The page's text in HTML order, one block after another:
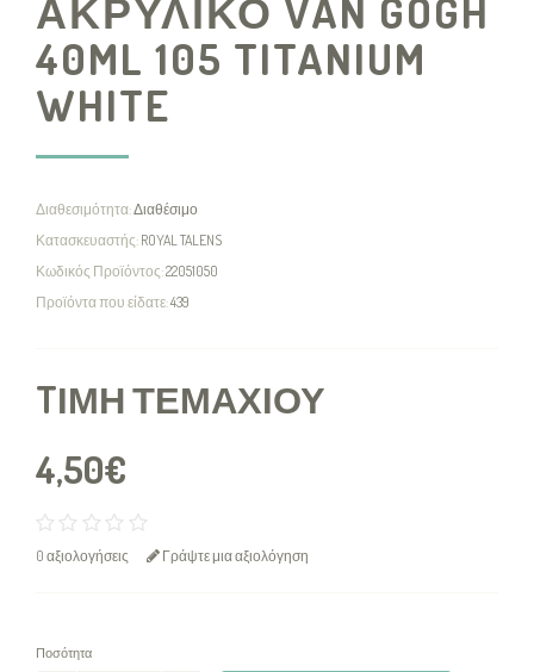
ΑΚΡΥΛΙΚΟ VAN GOGH
40ML 105 TITANIUM
WHITE
Διαθεσιμότητα:Διαθέσιμο
Κατασκευαστής: ROYAL TALENS
Κωδικός Προϊόντος:22051050
Προϊόντα που είδατε:439
TΙΜΉ ΤΕΜΑΧΊΟΥ
4,50€
0 αξιολογήσεις Γράψτε μια αξιολόγηση
Ποσότητα